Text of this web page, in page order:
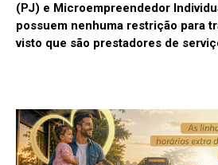
(PJ) e Microempreendedor
possuem nenhuma restrição para
visto que são prestadores de